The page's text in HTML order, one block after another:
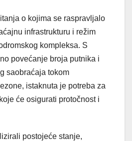
o kojima se raspravljalo
infrastrukturu i režim
kompleksa. S
povećanje broja putnika i
saobraćaja tokom
istaknuta je potreba za
će osigurati protočnost i
postojeće stanje,